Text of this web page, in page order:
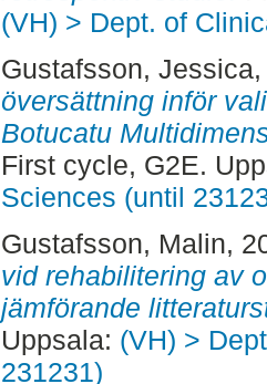
(VH) > Dept. of
Gustafsson, Jessica
översättning inför
Botucatu
First cycle, G2E.
Sciences (until
Gustafsson, Malin,
vid rehabilitering av
jämförande
Uppsala: (VH) >
231231)